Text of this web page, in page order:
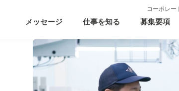
コーポレー
メッセージ 仕事を知る 募集要項